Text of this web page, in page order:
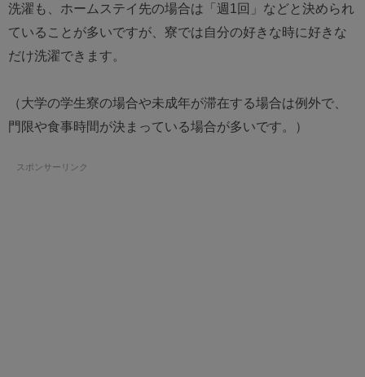
洗濯も、ホームステイ先の場合は「週1回」などと決められ
ていることが多いですが、寮では自分の好きな時に好きな
だけ洗濯できます。
（大学の学生寮の場合や未成年が滞在する場合は例外で、
門限や食事時間が決まっている場合が多いです。）
スポンサーリンク